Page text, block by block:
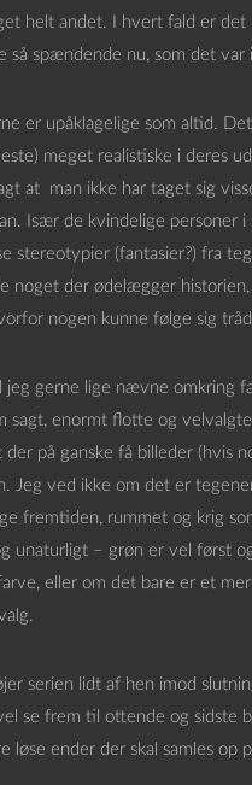
helt andet. I hvert fald er det
så spændende nu, som det
er upåklagelige som altid.
meget realistiske i deres
at man ikke har taget sig
Især de kvindelige personer i
stereotypier (fantasier?) fra
noget der ødelægger historien,
nogen kunne følge sig
jeg gerne lige nævne omkring
sagt, enormt flotte og
der på ganske få billeder (hvis
Jeg ved ikke om det er
fremtiden, rummet og krig
unaturligt – grøn er vel først
eller om det bare er et
serien lidt af hen imod
se frem til ottende og sidste
løse ender der skal samles op